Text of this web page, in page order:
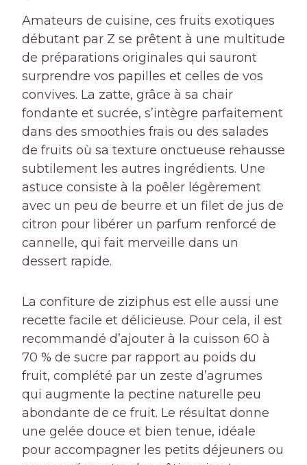
Amateurs de cuisine, ces fruits exotiques
débutant par Z se prêtent à une multitude
de préparations originales qui sauront
surprendre vos papilles et celles de vos
convives. La zatte, grâce à sa chair
fondante et sucrée, s’intègre parfaitement
dans des smoothies frais ou des salades
de fruits où sa texture onctueuse rehausse
subtilement les autres ingrédients. Une
astuce consiste à la poêler légèrement
avec un peu de beurre et un filet de jus de
citron pour libérer un parfum renforcé de
cannelle, qui fait merveille dans un
dessert rapide.
La confiture de ziziphus est elle aussi une
recette facile et délicieuse. Pour cela, il est
recommandé d’ajouter à la cuisson 60 à
70 % de sucre par rapport au poids du
fruit, complété par un zeste d’agrumes
qui augmente la pectine naturelle peu
abondante de ce fruit. Le résultat donne
une gelée douce et bien tenue, idéale
pour accompagner les petits déjeuners ou